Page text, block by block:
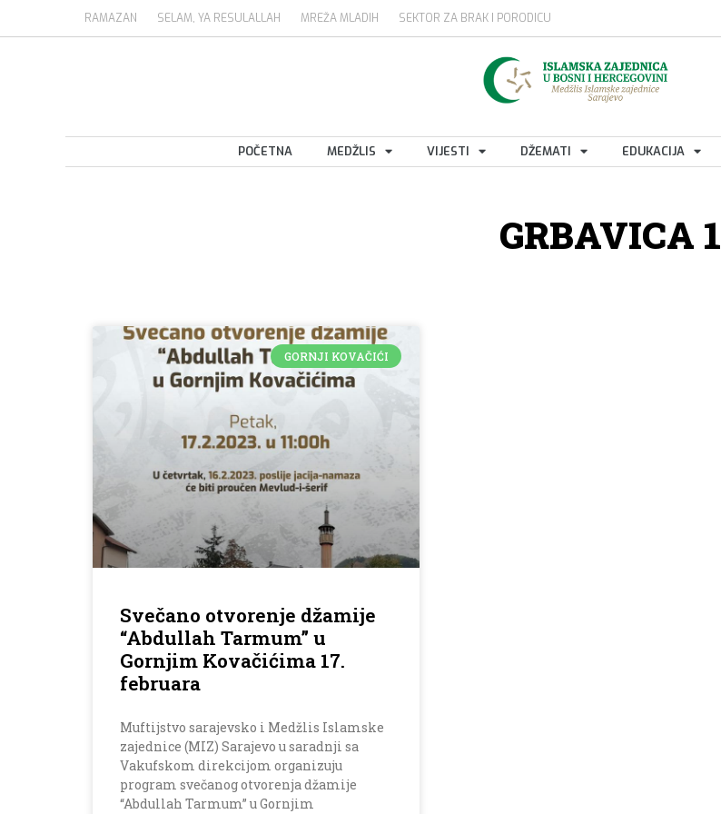
RAMAZAN SELAM, YA RESULALLAH MREŽA MLADIH SEKTOR ZA BRAK I PORODICU
POČETNA MEDŽLIS VIJESTI DŽEMATI EDUKACIJA
GRBAVICA 1
GORNJI KOVAČIĆI
Svečano otvorenje džamije
“Abdullah Tarmum” u
Gornjim Kovačićima 17.
februara
Muftijstvo sarajevsko i Medžlis Islamske
zajednice (MIZ) Sarajevo u saradnji sa
Vakufskom direkcijom organizuju
program svečanog otvorenja džamije
“Abdullah Tarmum” u Gornjim